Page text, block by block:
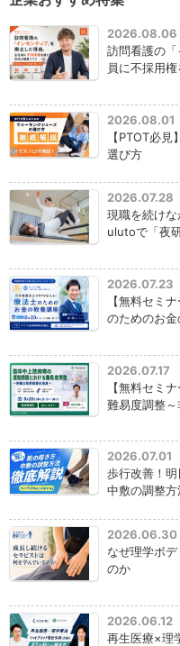
2026.08.06
訪問看護の
員に不採用
2026.08.01
【PTOT必
選び方
2026.07.28
現職を続け
ulutoで「夜
2026.07.23
【無料セミ
のためのお
2026.07.17
【無料セミ
難易度調整
2026.07.01
歩行改善！
中敷の調整方
2026.06.30
なぜ理学ボ
のか
2026.06.12
再生医療×理